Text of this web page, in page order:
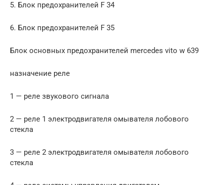
5. Блок предохранителей F 34
6. Блок предохранителей F 35
Блок основных предохранителей mercedes vito w 639
назначение реле
1 — реле звукового сигнала
2 — реле 1 электродвигателя омывателя лобового
стекла
3 — реле 2 электродвигателя омывателя лобового
стекла